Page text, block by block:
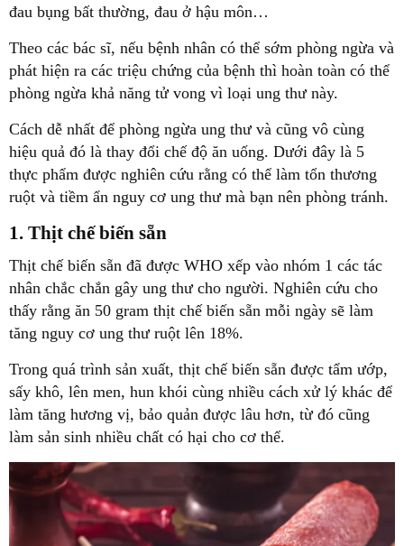
đau bụng bất thường, đau ở hậu môn…
Theo các bác sĩ, nếu bệnh nhân có thể sớm phòng ngừa và
phát hiện ra các triệu chứng của bệnh thì hoàn toàn có thể
phòng ngừa khả năng tử vong vì loại ung thư này.
Cách dễ nhất để phòng ngừa ung thư và cũng vô cùng
hiệu quả đó là thay đổi chế độ ăn uống. Dưới đây là 5
thực phẩm được nghiên cứu rằng có thể làm tổn thương
ruột và tiềm ẩn nguy cơ ung thư mà bạn nên phòng tránh.
1. Thịt chế biến sẵn
Thịt chế biến sẵn đã được WHO xếp vào nhóm 1 các tác
nhân chắc chắn gây ung thư cho người. Nghiên cứu cho
thấy rằng ăn 50 gram thịt chế biến sẵn mỗi ngày sẽ làm
tăng nguy cơ ung thư ruột lên 18%.
Trong quá trình sản xuất, thịt chế biến sẵn được tẩm ướp,
sấy khô, lên men, hun khói cùng nhiều cách xử lý khác để
làm tăng hương vị, bảo quản được lâu hơn, từ đó cũng
làm sản sinh nhiều chất có hại cho cơ thể.